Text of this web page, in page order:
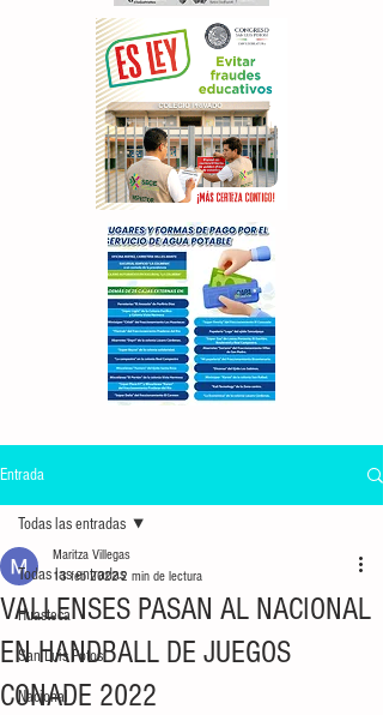
Entrada
Todas las entradas
Huasteca
San Luis Potosí
Nacional
Todas las entradas
VALLENSES PASAN AL NACIONAL
EN HANDBALL DE JUEGOS
CONADE 2022
Maritza Villegas
13 feb 20222 min de lectura